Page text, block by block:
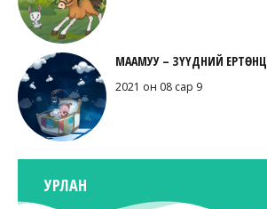
МААМУУ – ЗҮҮДНИЙ ЕРТӨНЦ
2021 он 08 сар 9
УРЛАН